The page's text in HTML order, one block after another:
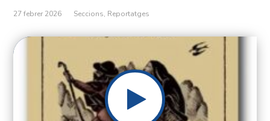
27 febrer 2026 Seccions, Reportatges